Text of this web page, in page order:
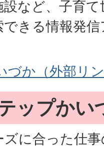
など、子育
きる情報発
づか（外部リ
ップかい
に合った仕